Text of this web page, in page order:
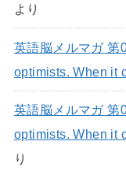
より
英語脳メルマガ
optimists. When it
英語脳メルマガ
optimists. When it
り